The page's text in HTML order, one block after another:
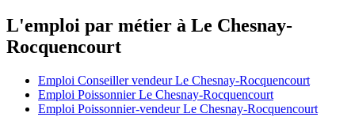
L'emploi par métier à Le Chesnay-
Rocquencourt
Emploi Conseiller vendeur Le Chesnay-Rocquencourt
Emploi Poissonnier Le Chesnay-Rocquencourt
Emploi Poissonnier-vendeur Le Chesnay-Rocquencourt